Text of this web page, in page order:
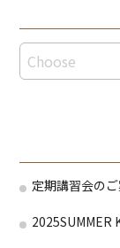
定期講習会の
2025SUMMER